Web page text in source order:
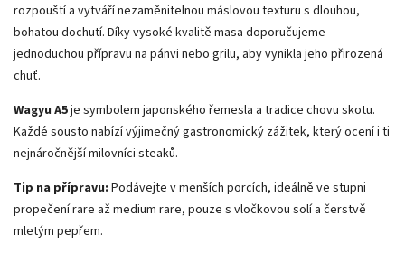
rozpouští a vytváří nezaměnitelnou máslovou texturu s dlouhou,
bohatou dochutí. Díky vysoké kvalitě masa doporučujeme
jednoduchou přípravu na pánvi nebo grilu, aby vynikla jeho přirozená
chuť.
Wagyu A5je symbolem japonského řemesla a tradice chovu skotu.
Každé sousto nabízí výjimečný gastronomický zážitek, který ocení i ti
nejnáročnější milovníci steaků.
Tip na přípravu: Podávejte v menších porcích, ideálně ve stupni
propečení rare až medium rare, pouze s vločkovou solí a čerstvě
mletým pepřem.